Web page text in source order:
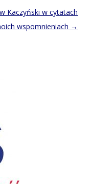
Kaczyński w cytatach
wspomnieniach →